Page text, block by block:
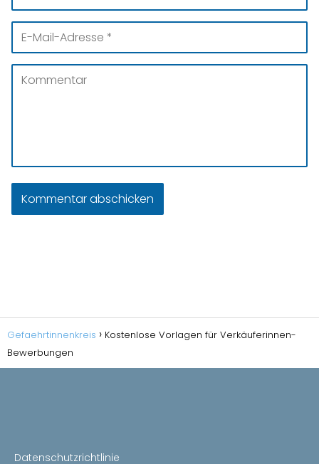
Gefaehrtinnenkreis
Kostenlose Vorlagen für Verkäuferinnen-
Bewerbungen
Datenschutzrichtlinie